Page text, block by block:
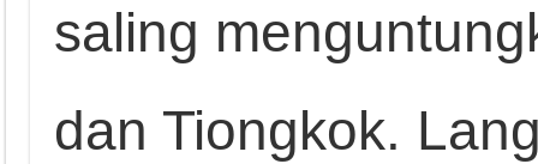
saling
dan Tiongkok.